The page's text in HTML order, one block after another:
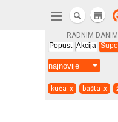
RADNIM
store
Popust Akcija
kuća x bašta x